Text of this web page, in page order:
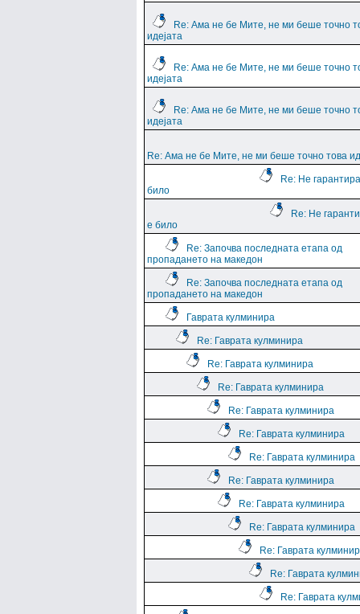
Re: Ама не бе Мите, не ми беше точно
идејата
Re: Ама не бе Мите, не ми беше точно
идејата
Re: Ама не бе Мите, не ми беше точно
идејата
Re: Ама не бе Мите, не ми беше точно това
Re: Не
било
Re: Не
е било
Re: Започва последната етапа од
пропадането на македон
Re: Започва последната етапа од
пропадането на македон
Гаврата кулминира
Re: Гаврата кулминира
Re: Гаврата кулминира
Re: Гаврата кулминира
Re: Гаврата кулминира
Re: Гаврата кулминира
Re: Гаврата кулминира
Re: Гаврата кулминира
Re: Гаврата кулминира
Re: Гаврата кулминира
Re: Гаврата
Re: Гаврата
Re: Гаврата